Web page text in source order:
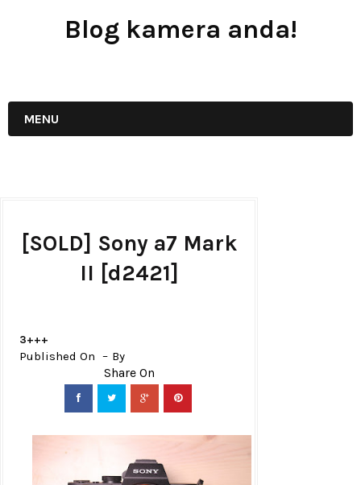
Blog kamera anda!
MENU
[SOLD] Sony a7 Mark
II [d2421]
3+++
Published On By